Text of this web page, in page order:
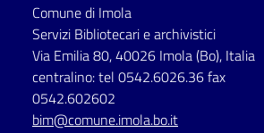
Comune di Imola
Servizi Bibliotecari e archivistici
Via Emilia 80, 40026 Imola (Bo), Italia
centralino: tel 0542.6026.36 fax
0542.602602
bim@comune.imola.bo.it